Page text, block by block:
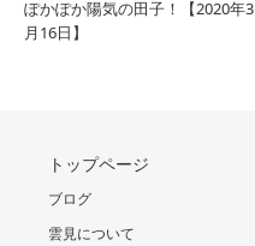
ぽかぽか陽気の田子！【2020年3
月16日】
トップページ
ブログ
雲見について